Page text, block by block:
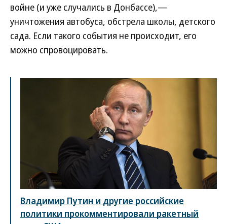
войне (и уже случались в Донбассе),—
уничтожения автобуса, обстрела школы, детского
сада. Если такого события не происходит, его
можно спровоцировать.
Владимир Путин и другие российские
политики прокомментировали ракетный